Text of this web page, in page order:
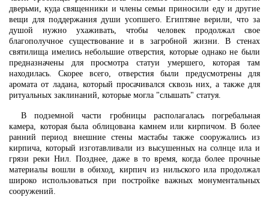
дверьми, куда священники и члены семьи приносили еду и другие
вещи для поддержания души усопшего. Египтяне верили, что за
душой нужно ухаживать, чтобы человек продолжал свое
благополучное существование и в загробной жизни. В стенах
святилища имелись небольшие отверстия, которые однако не были
предназначены для просмотра статуи умершего, которая там
находилась. Скорее всего, отверстия были предусмотрены для
аромата от ладана, который просачивался сквозь них, а также для
ритуальных заклинаний, которые могла "слышать" статуя.
В подземной части гробницы располагалась погребальная
камера, которая была облицована камнем или кирпичом. В более
ранний период внешние стены мастабы также сооружались из
кирпича, который изготавливали из высушенных на солнце ила и
грязи реки Нил. Позднее, даже в то время, когда более прочные
материалы вошли в обиход, кирпич из нильского ила продолжал
широко использоваться при постройке важных монументальных
сооружений.